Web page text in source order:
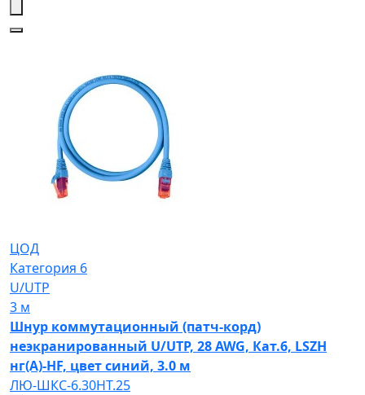
ЦОД
Категория 6
U/UTP
3 м
Шнур коммутационный (патч-корд)
неэкранированный U/UTP, 28 AWG, Кат.6, LSZH
нг(А)-HF, цвет синий, 3.0 м
ЛЮ-ШКС-6.30НТ.25